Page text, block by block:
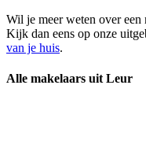
Wil je meer weten over een
Kijk dan eens op onze
van je huis.
Alle makelaars uit Leur